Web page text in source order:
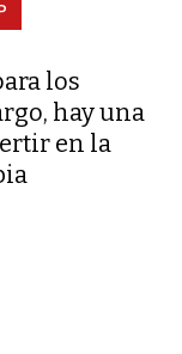
los
hay una
en la